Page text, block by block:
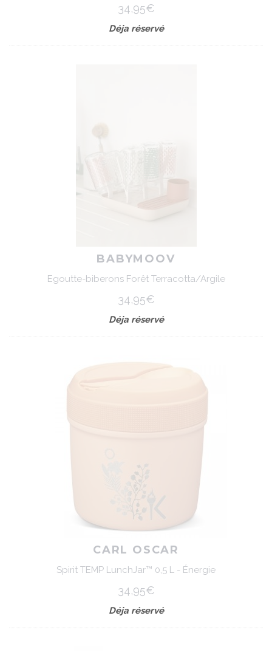
34,95€
Déja réservé
BABYMOOV
Egoutte-biberons Forêt Terracotta/Argile
34,95€
Déja réservé
CARL OSCAR
Spirit TEMP LunchJar™ 0,5 L - Énergie
34,95€
Déja réservé